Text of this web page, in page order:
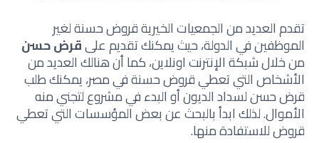
تقدم العديد من الجمعيات الخيرية قروض حسنة لغير
الموظفين في الدولة، حيث يمكنك تقديم علىقرض حسن
من خلال شبكة الإنترنت اونلاين، كما أن هنالك العديد من
الأشخاص التي تعطي قروض حسنة في مصر، يمكنك طلب
قرض حسن لسداد الديون أو البدء في مشروع لتجني منه
الأموال. لذلك ابدأ بالبحث عن بعض المؤسسات التي تعطي
قروض للاستفادة منها.